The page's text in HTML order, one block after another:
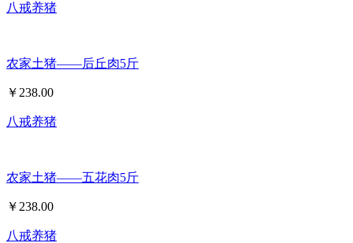
八戒养猪
农家土猪——后丘肉5斤
￥ 238.00
八戒养猪
农家土猪——五花肉5斤
￥ 238.00
八戒养猪